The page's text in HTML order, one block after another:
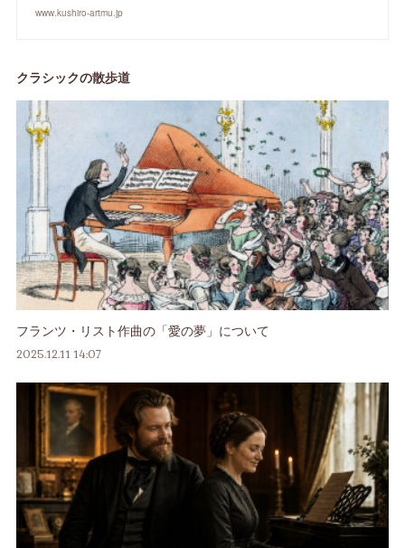
www.kushiro-artmu.jp
クラシックの散歩道
フランツ・リスト作曲の「愛の夢」について
2025.12.11 14:07